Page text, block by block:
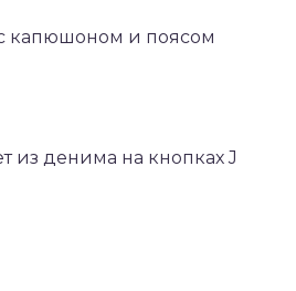
капюшоном и поясом
из денима на кнопках J